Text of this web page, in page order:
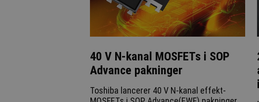
40 V N-kanal MOSFETs i SOP
Advance pakninger
Toshiba lancerer 40 V N-kanal effekt-